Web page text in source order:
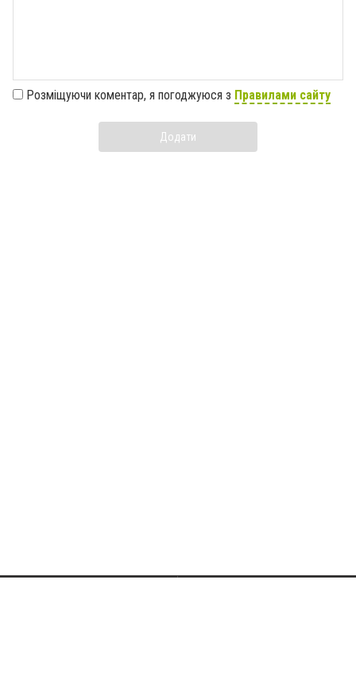
Розміщуючи коментар, я погоджуюся з Правилами сайту
Додати